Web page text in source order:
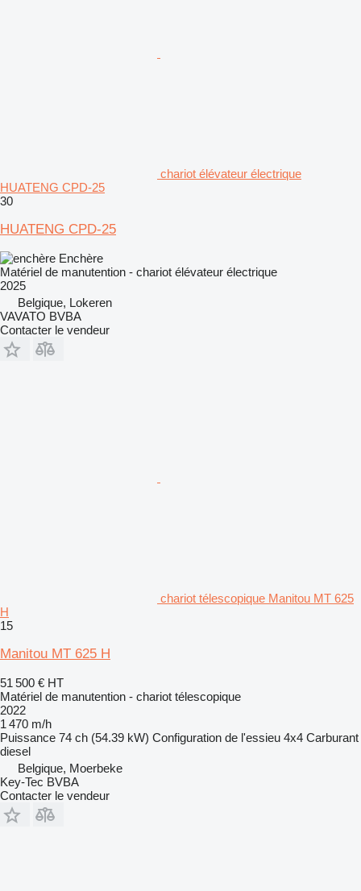
chariot élévateur électrique
HUATENG CPD-25
30
HUATENG CPD-25
Enchère
Matériel de manutention - chariot élévateur électrique
2025
Belgique, Lokeren
VAVATO BVBA
Contacter le vendeur
chariot télescopique Manitou MT 625
H
15
Manitou MT 625 H
51 500 € HT
Matériel de manutention - chariot télescopique
2022
1 470 m/h
Puissance 74 ch (54.39 kW) Configuration de l'essieu 4x4 Carburant
diesel
Belgique, Moerbeke
Key-Tec BVBA
Contacter le vendeur